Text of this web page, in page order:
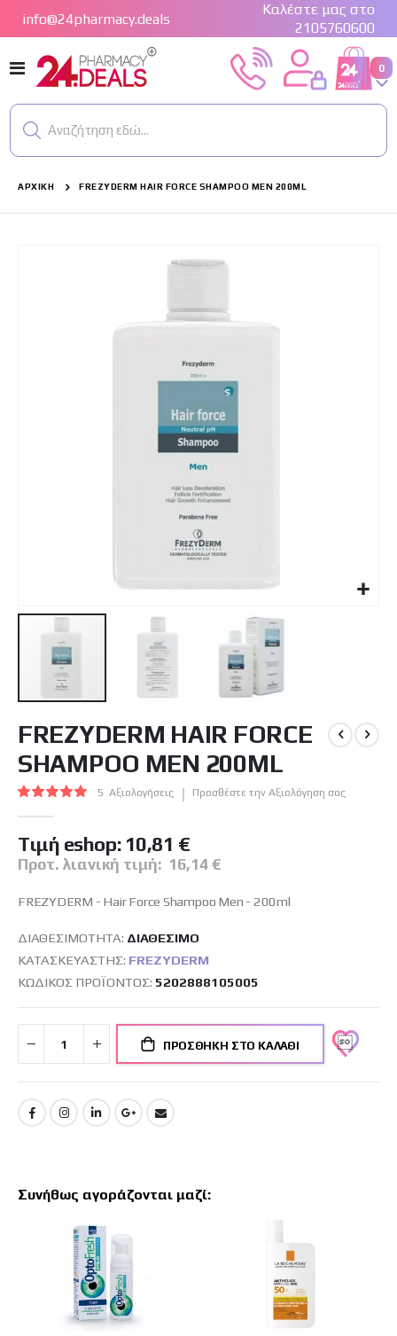
info@24pharmacy.deals
Καλέστε μας στο
2105760600
Εναλλαγή
Πλοήγησης
Cart
0
Αναζήτηση εδώ...
ΑΡΧΙΚΉ FREZYDERM HAIR FORCE SHAMPOO MEN 200ML
στην
της
συλλογής
FREZYDERM HAIR FORCE
SHAMPOO MEN 200ML
Βαθμολογία:
5 Αξιολογήσεις Προσθέστε την Αξιολόγηση σας
Tιμή eshop: 10,81 €
Προτ. λιανική τιμή: 16,14 €
FREZYDERM - Hair Force Shampoo Men - 200ml
ΔΙΑΘΕΣΙΜΌΤΗΤΑ: ΔΙΑΘΈΣΙΜO
ΚΑΤΑΣΚΕΥΑΣΤΉΣ: FREZYDERM
ΚΩΔΙΚΌΣ ΠΡΟΪΌΝΤΟΣ 5202888105005
ΠΡΟΣΘΉΚΗ ΣΤΟ ΚΑΛΆΘΙ
Συνήθως αγοράζονται μαζί: